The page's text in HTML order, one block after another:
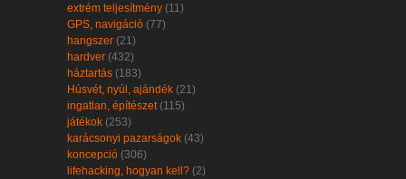
extrém teljesítmény (11)
GPS, navigáció (77)
hangszer (21)
hardver (432)
háztartás (183)
Húsvét, nyúl, ajándék (21)
ingatlan, építészet (115)
játékok (253)
karácsonyi pazarságok (43)
koncepció (306)
lifehacking, hogyan kell? (2)